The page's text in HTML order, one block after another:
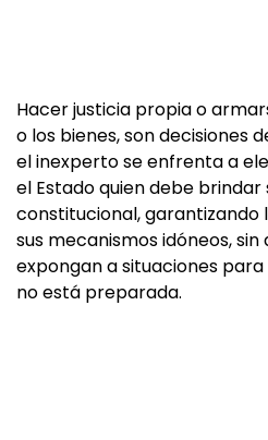
Hacer justicia propia o
o los bienes, son decisiones
el inexperto se enfrenta a
el Estado quien debe
constitucional, garantizando
sus mecanismos idóneos,
expongan a situaciones
no está preparada.